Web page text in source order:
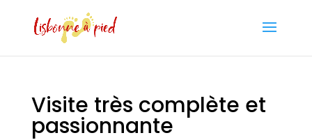
Visite très complète et
passionnante